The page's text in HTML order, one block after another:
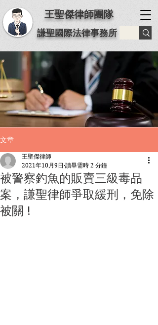
王聖傑律師團隊
謙聖國際法律事務所
文章
被警察釣魚的販賣三級毒品
案，謙聖律師爭取緩刑，免除
被關 !
王聖傑律師
2021年10月9日 讀畢需時 2 分鐘